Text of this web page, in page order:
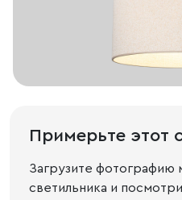
Примерьте этот
Загрузите фотографию
светильника и